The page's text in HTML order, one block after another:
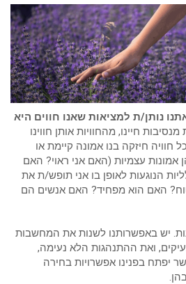
נותן/ת למציאות שאנו חווים היא
חיינו, מהחוויות אותן חווינו
חוויה חיזקה בנו אמונה קיימת או
עצמיות (האם אני ראוי? האם
הנוגעות לאופן בו אני תופש/ת את
האם הוא מפחיד? האם אנשים הם
יש באפשרותנו לשנות את המחשבות
ואת ההתנהגות הלא נעימה,
יפתח בפנינו אפשרויות בחירה